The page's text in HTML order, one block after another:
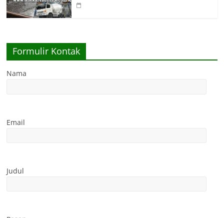
Formulir Kontak
Nama
Email
Judul